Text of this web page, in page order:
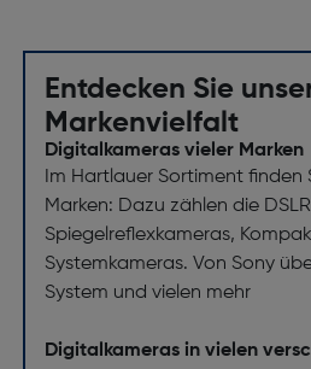
Entdecken Sie
Markenvielfalt
Digitalkameras vieler Marken
Im Hartlauer Sortiment finden
Marken: Dazu zählen die DSLR
Spiegelreflexkameras,
Systemkameras. Von Sony
System und vielen mehr
Digitalkameras in vielen